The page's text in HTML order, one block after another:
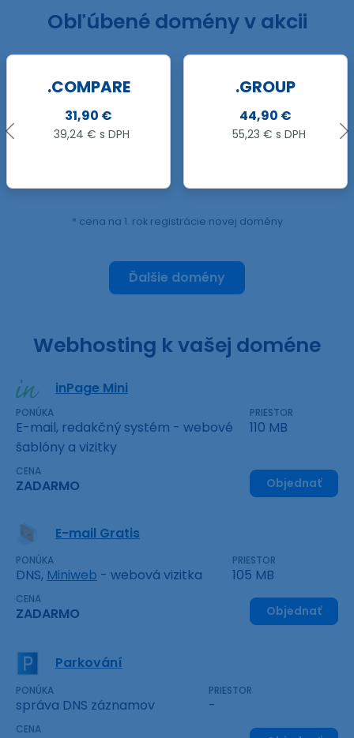
Obľúbené domény v akcii
.GROUP
44,90 €
55,23 € s DPH
17,49 €
21,51 € s DPH
* cena na 1. rok registrácie novej domény
Ďalšie domény
Webhosting k vašej doméne
inPage Mini
PONÚKA
E-mail, redakčný systém - webové
šablóny a vizitky
PRIESTOR
110 MB
CENA
ZADARMO Objednať
E-mail Gratis
PONÚKA
DNS, Miniweb - webová vizitka
PRIESTOR
105 MB
CENA
ZADARMO Objednať
Parkování
PONÚKA
správa DNS záznamov
PRIESTOR
-
CENA